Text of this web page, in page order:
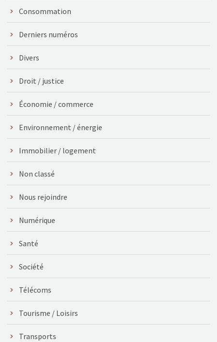
Consommation
Derniers numéros
Divers
Droit / justice
Économie / commerce
Environnement / énergie
Immobilier / logement
Non classé
Nous rejoindre
Numérique
Santé
Société
Télécoms
Tourisme / Loisirs
Transports